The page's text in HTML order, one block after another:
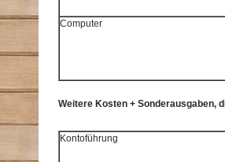
Computer
Weitere Kosten + Sonderausgaben,
Kontoführung